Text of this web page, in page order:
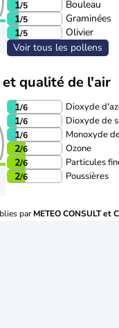
1/5
Bouleau
1/5
Graminées
1/5
Olivier
Voir tous les pollens
qualité de l'air
1/6 Dioxyde
1/6 Dioxyde de
1/6 Monoxyde
2/6 Ozone
2/6 Particules
2/6 Poussières
parMETEO CONSULT et